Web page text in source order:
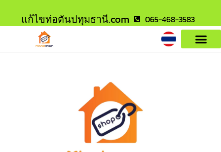
แก้ไขท่อตันปทุมธานี.com 065-468-3583